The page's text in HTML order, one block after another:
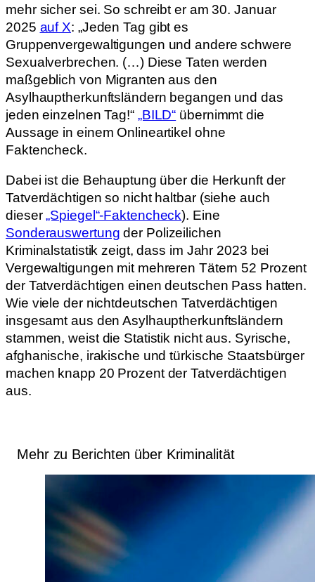
mehr sicher sei. So schreibt er am 30. Januar
2025 auf X: „Jeden Tag gibt es
Gruppenvergewaltigungen und andere schwere
Sexualverbrechen. (…) Diese Taten werden
maßgeblich von Migranten aus den
Asylhauptherkunftsländern begangen und das
jeden einzelnen Tag!“ „BILD“ übernimmt die
Aussage in einem Onlineartikel ohne
Faktencheck.
Dabei ist die Behauptung über die Herkunft der
Tatverdächtigen so nicht haltbar (siehe auch
dieser„Spiegel“-Faktencheck). Eine
Sonderauswertung der Polizeilichen
Kriminalstatistik zeigt, dass im Jahr 2023 bei
Vergewaltigungen mit mehreren Tätern 52 Prozent
der Tatverdächtigen einen deutschen Pass hatten.
Wie viele der nichtdeutschen Tatverdächtigen
insgesamt aus den Asylhauptherkunftsländern
stammen, weist die Statistik nicht aus. Syrische,
afghanische, irakische und türkische Staatsbürger
machen knapp 20 Prozent der Tatverdächtigen
aus.
Mehr zu Berichten über Kriminalität